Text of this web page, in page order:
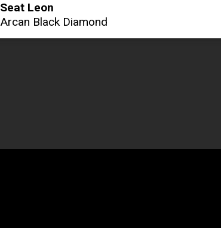
Seat Leon
Arcan Black Diamond